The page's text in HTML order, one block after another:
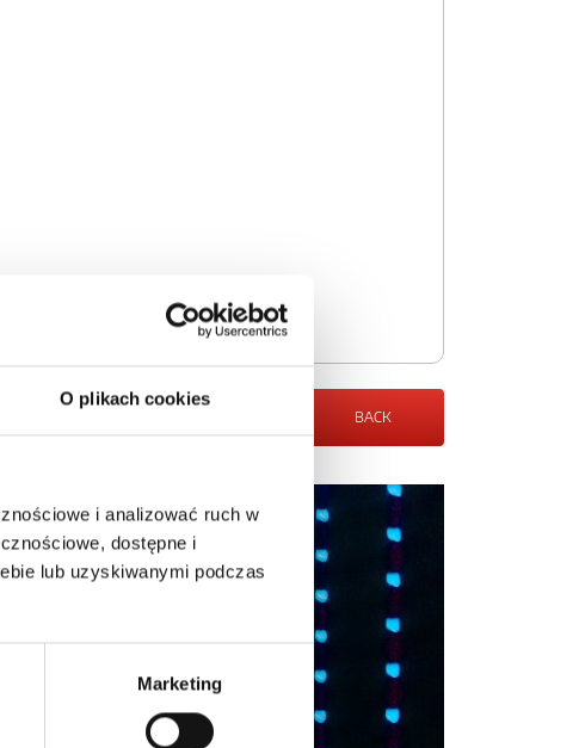
O plikach cookies
i analizować ruch w
dostępne i
lub uzyskiwanymi podczas
Marketing
BACK